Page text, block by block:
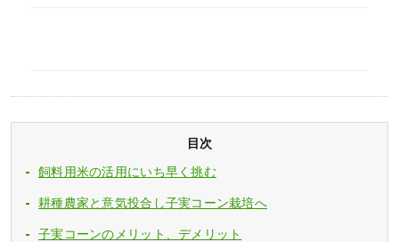
目次
飼料用米の活用にいち早く挑む
耕種農家と意気投合し子実コーン栽培へ
子実コーンのメリット、デメリット